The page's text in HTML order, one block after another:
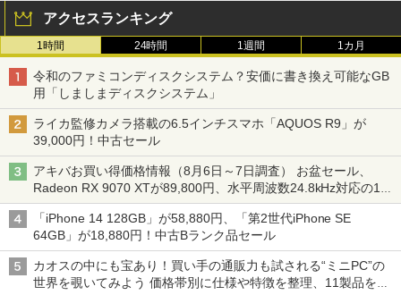
アクセスランキング
1時間 24時間 1週間 1カ月
令和のファミコンディスクシステム？安価に書き換え可能なGB
用「しましまディスクシステム」
ライカ監修カメラ搭載の6.5インチスマホ「AQUOS R9」が
39,000円！中古セール
アキバお買い得価格情報（8月6日～7日調査） お盆セール、
Radeon RX 9070 XTが89,800円、水平周波数24.8kHz対応の17
型モニターが9,801円、暑さ指数連動セール ほか
「iPhone 14 128GB」が58,880円、「第2世代iPhone SE
64GB」が18,880円！中古Bランク品セール
カオスの中にも宝あり！買い手の通販力も試される“ミニPC”の
世界を覗いてみよう 価格帯別に仕様や特徴を整理、11製品をピ